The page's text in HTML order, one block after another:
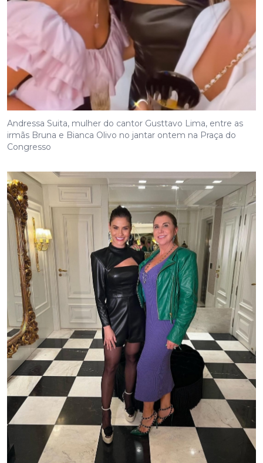
Andressa Suita, mulher do cantor Gusttavo Lima, entre as
irmãs Bruna e Bianca Olivo no jantar ontem na Praça do
Congresso